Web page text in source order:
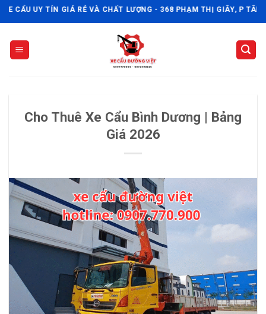
Skip
to
UY TÍN GIÁ RẺ VÀ CHẤT LƯỢNG - 368 PHẠM THỊ GIÂY, P TÂN
Cho Thuê Xe Cẩu Bình Dương | Bảng
Giá 2026